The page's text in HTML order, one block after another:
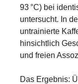
93 °C) bei
untersucht. In
untrainierte
hinsichtlich
und freien
Das Ergebnis: